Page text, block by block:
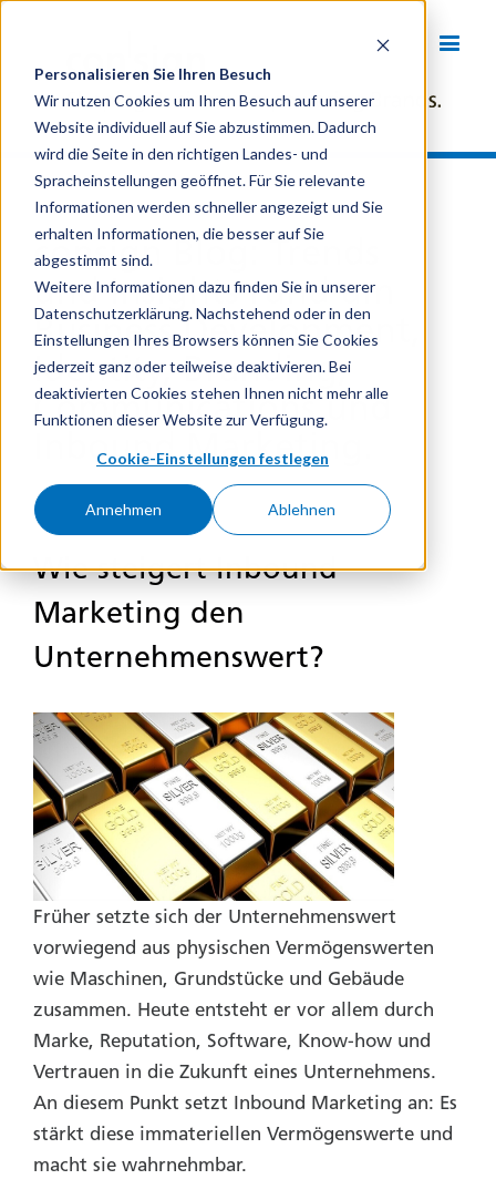
Personalisieren Sie Ihren Besuch
Wir nutzen Cookies um Ihren Besuch auf unserer
Website individuell auf Sie abzustimmen. Dadurch
wird die Seite in den richtigen Landes- und
Spracheinstellungen geöffnet. Für Sie relevante
Informationen werden schneller angezeigt und Sie
erhalten Informationen, die besser auf Sie
abgestimmt sind.
Weitere Informationen dazu finden Sie in unserer
Datenschutzerklärung. Nachstehend oder in den
Einstellungen Ihres Browsers können Sie Cookies
jederzeit ganz oder teilweise deaktivieren. Bei
deaktivierten Cookies stehen Ihnen nicht mehr alle
Funktionen dieser Website zur Verfügung.
Cookie-Einstellungen festlegen
Annehmen Ablehnen
consign Blog: Trends
und Insights rund um
Business Development,
Identity, Branding,
Communications und
Inbound Marketing.
Wie steigert Inbound
Marketing den
Unternehmenswert?
Früher setzte sich der Unternehmens­wert
vorwiegend aus physischen Vermögens­werten
wie Maschinen, Grundstücke und Gebäude
zusammen. Heute entsteht er vor allem durch
Marke, Reputation, Software, Know-how und
Vertrauen in die Zukunft eines Unternehmens.
An diesem Punkt setzt Inbound Marketing an: Es
stärkt diese immateriellen Vermögens­werte und
macht sie wahrnehmbar.